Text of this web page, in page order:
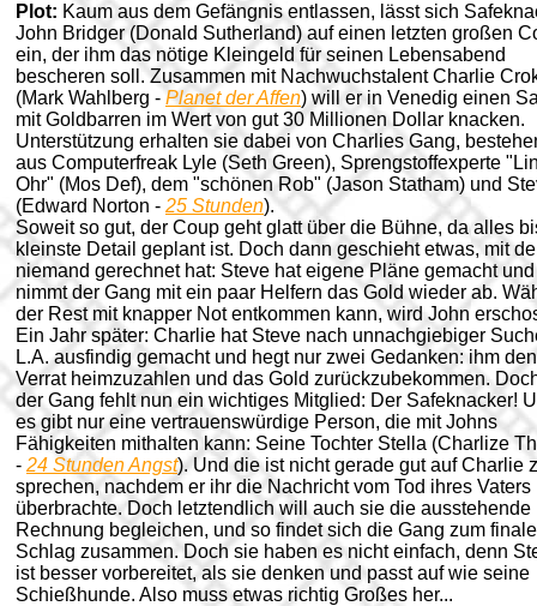
Plot: Kaum aus dem Gefängnis entlassen, lässt sich
John Bridger (Donald Sutherland) auf einen letzten großen
ein, der ihm das nötige Kleingeld für seinen Lebensabend
bescheren soll. Zusammen mit Nachwuchstalent Charlie
(Mark Wahlberg - Planet der Affen) will er in Venedig einen
mit Goldbarren im Wert von gut 30 Millionen Dollar knacken.
Unterstützung erhalten sie dabei von Charlies Gang,
aus Computerfreak Lyle (Seth Green), Sprengstoffexperte
Ohr" (Mos Def), dem "schönen Rob" (Jason Statham) und
(Edward Norton - 25 Stunden).
Soweit so gut, der Coup geht glatt über die Bühne, da alles
kleinste Detail geplant ist. Doch dann geschieht etwas, mit
niemand gerechnet hat: Steve hat eigene Pläne gemacht und
nimmt der Gang mit ein paar Helfern das Gold wieder ab.
der Rest mit knapper Not entkommen kann, wird John
Ein Jahr später: Charlie hat Steve nach unnachgiebiger
L.A. ausfindig gemacht und hegt nur zwei Gedanken: ihm den
Verrat heimzuzahlen und das Gold zurückzubekommen.
der Gang fehlt nun ein wichtiges Mitglied: Der Safeknacker!
es gibt nur eine vertrauenswürdige Person, die mit Johns
Fähigkeiten mithalten kann: Seine Tochter Stella (Charlize
- 24 Stunden Angst). Und die ist nicht gerade gut auf Charlie
sprechen, nachdem er ihr die Nachricht vom Tod ihres Vaters
überbrachte. Doch letztendlich will auch sie die ausstehende
Rechnung begleichen, und so findet sich die Gang zum
Schlag zusammen. Doch sie haben es nicht einfach, denn
ist besser vorbereitet, als sie denken und passt auf wie seine
Schießhunde. Also muss etwas richtig Großes her...